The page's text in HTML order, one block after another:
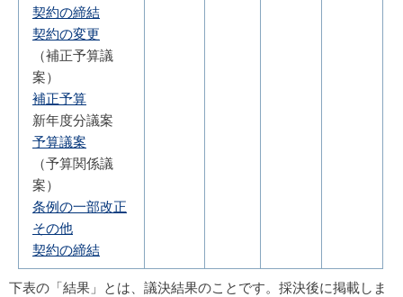
契約の締結
契約の変更
（補正予算議
案）
補正予算
新年度分議案
予算議案
（予算関係議
案）
条例の一部改正
その他
契約の締結
下表の「結果」とは、議決結果のことです。採決後に掲載しま